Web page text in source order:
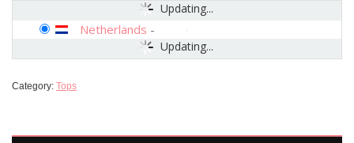
Updating...
Updating...
Netherlands -
Category: Tops